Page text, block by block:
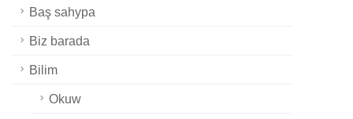
Baş sahypa
Biz barada
Bilim
Okuw